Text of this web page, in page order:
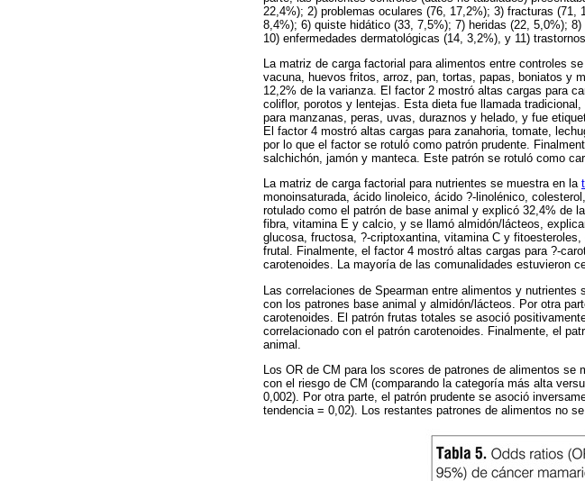
22,4%); 2) problemas oculares (76, 17,2%); 3) fracturas
8,4%); 6) quiste hidático (33, 7,5%); 7) heridas (22, 5,0%);
10) enfermedades dermatológicas (14, 3,2%), y 11)
La matriz de carga factorial para alimentos entre controles
vacuna, huevos fritos, arroz, pan, tortas, papas, boniatos y
12,2% de la varianza. El factor 2 mostró altas cargas para
coliflor, porotos y lentejas. Esta dieta fue llamada
para manzanas, peras, uvas, duraznos y helado, y fue
El factor 4 mostró altas cargas para zanahoria, tomate,
por lo que el factor se rotuló como patrón prudente.
salchichón, jamón y manteca. Este patrón se rotuló como
La matriz de carga factorial para nutrientes se muestra en la
monoinsaturada, ácido linoleico, ácido ?-linolénico,
rotulado como el patrón de base animal y explicó 32,4% de
fibra, vitamina E y calcio, y se llamó almidón/lácteos,
glucosa, fructosa, ?-criptoxantina, vitamina C y
frutal. Finalmente, el factor 4 mostró altas cargas para ?-
carotenoides. La mayoría de las comunalidades estuvieron
Las correlaciones de Spearman entre alimentos y nutrientes
con los patrones base animal y almidón/lácteos. Por otra
carotenoides. El patrón frutas totales se asoció
correlacionado con el patrón carotenoides. Finalmente, el
animal.
Los OR de CM para los scores de patrones de alimentos se
con el riesgo de CM (comparando la categoría más alta
0,002). Por otra parte, el patrón prudente se asoció
tendencia = 0,02). Los restantes patrones de alimentos no